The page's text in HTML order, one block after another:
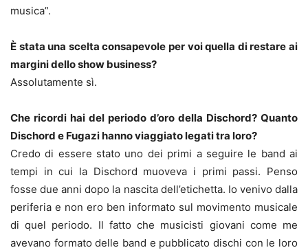
musica”.
È stata una scelta consapevole per voi quella di restare ai
margini dello show business?
Assolutamente sì.
Che ricordi hai del periodo d’oro della Dischord? Quanto
Dischord e Fugazi hanno viaggiato legati tra loro?
Credo di essere stato uno dei primi a seguire le band ai
tempi in cui la Dischord muoveva i primi passi. Penso
fosse due anni dopo la nascita dell’etichetta. Io venivo dalla
periferia e non ero ben informato sul movimento musicale
di quel periodo. Il fatto che musicisti giovani come me
avevano formato delle band e pubblicato dischi con le loro